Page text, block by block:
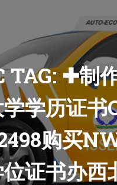
TAG: ✚制
学历证书
购买
证书办西